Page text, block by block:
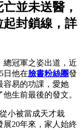
並未送醫，
起封鎖線，詳
總冠軍之姿出道，近
日他在臉書粉絲團發
容易的功課，愛她
生前最後的發文。
小被當成天才栽
20年來，家人始終